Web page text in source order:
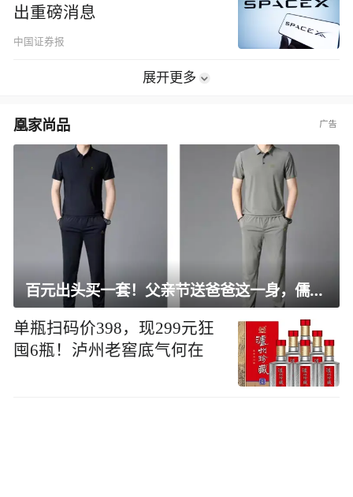
出重磅消息
中国证券报
展开更多
凰家尚品
百元出头买一套！父亲节送爸爸这一身，儒雅有型还凉爽
单瓶扫码价398，现299元狂
囤6瓶！泸州老窖底气何在